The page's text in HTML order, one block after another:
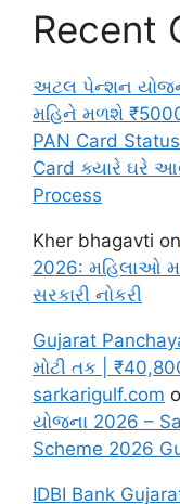
Recent
અટલ પેન્શન
મહિને મળશે
PAN Card
Card ક્યારે ઘરે
Process
Kher bhagavti on
2026: મહિલાઓ
સરકારી નોકરી
Gujarat
મોટી તક |
sarkarigulf.com
યોજના 2026 –
Scheme 2026
IDBI Bank